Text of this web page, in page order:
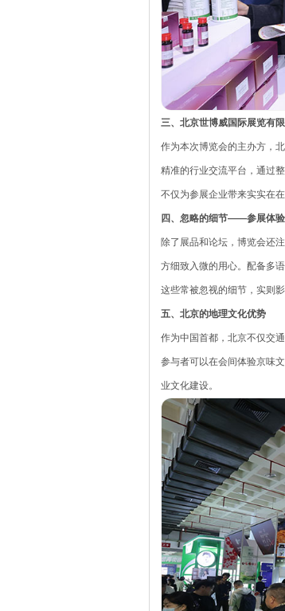
三、北京世博威国际展览有
作为本次博览会的主办方，
精准的行业交流平台，通过
不仅为参展企业带来实实在
四、忽略的细节——参展体
除了展品和论坛，博览会还
方细致入微的用心。配备多
这些常被忽视的细节，实则
五、北京的地理文化优势
作为中国首都，北京不仅交
参与者可以在会间体验京味
业文化建设。